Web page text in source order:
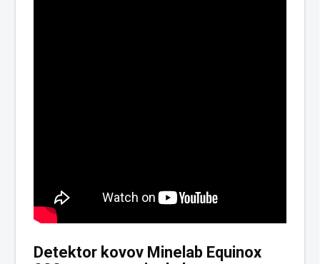
Detektor kovov Minelab Equinox